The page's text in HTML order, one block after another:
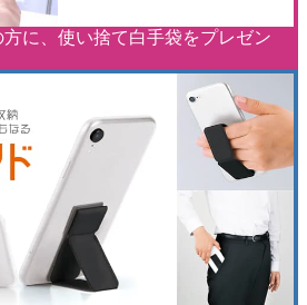
に、使い捨て白手袋をプレゼン